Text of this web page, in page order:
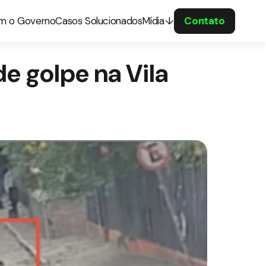
o GovernoCasos SolucionadosMídia Contato
golpe na Vila